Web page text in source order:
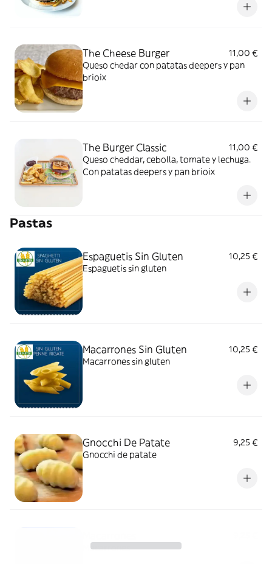
The Cheese Burger
11,00 €
Queso chedar con patatas deepers y pan
brioix
The Burger Classic
11,00 €
Queso cheddar, cebolla, tomate y lechuga.
Con patatas deepers y pan brioix
Pastas
Espaguetis Sin Gluten
10,25 €
Espaguetis sin gluten
Macarrones Sin Gluten
10,25 €
Macarrones sin gluten
Gnocchi De Patate
9,25 €
Gnocchi de patate
Macarrones